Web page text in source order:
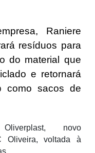
Raniere
resíduos para
do material que
e retornará
como sacos de